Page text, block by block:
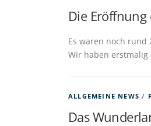
Die
Es waren noch
Wir haben
ALLGEMEINE NEWS /
Das